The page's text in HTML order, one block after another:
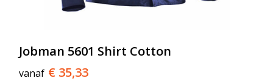
Jobman 5601 Shirt Cotton
vanaf € 35,33